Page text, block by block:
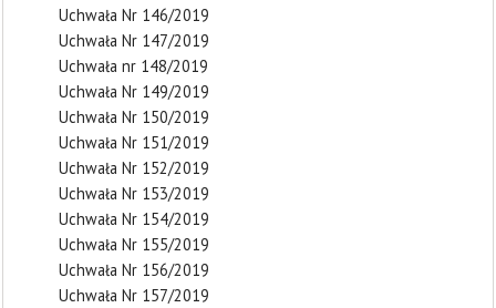
Uchwała Nr 146/2019
Uchwała Nr 147/2019
Uchwała nr 148/2019
Uchwała Nr 149/2019
Uchwała Nr 150/2019
Uchwała Nr 151/2019
Uchwała Nr 152/2019
Uchwała Nr 153/2019
Uchwała Nr 154/2019
Uchwała Nr 155/2019
Uchwała Nr 156/2019
Uchwała Nr 157/2019